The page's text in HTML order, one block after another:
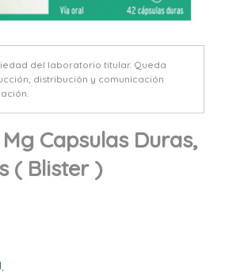
del laboratorio titular. Queda
distribución y comunicación
Capsulas Duras,
( Blister )